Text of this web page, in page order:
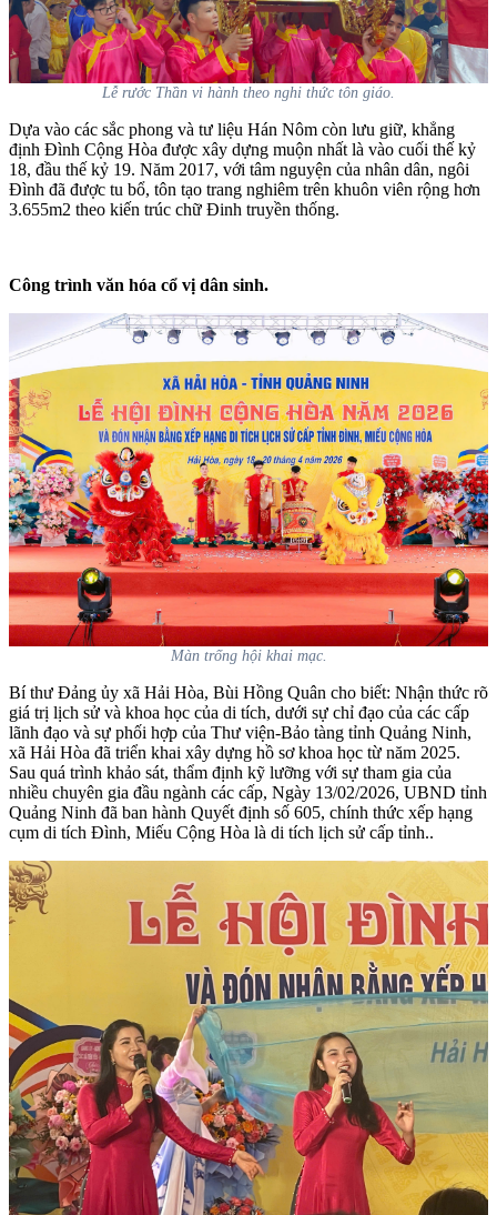
Lễ rước Thần vi hành theo nghi thức tôn giáo.
Dựa vào các sắc phong và tư liệu Hán Nôm còn lưu giữ, khẳng
định Đình Cộng Hòa được xây dựng muộn nhất là vào cuối thế kỷ
18, đầu thế kỷ 19. Năm 2017, với tâm nguyện của nhân dân, ngôi
Đình đã được tu bổ, tôn tạo trang nghiêm trên khuôn viên rộng hơn
3.655m2 theo kiến trúc chữ Đinh truyền thống.
Công trình văn hóa cổ vị dân sinh.
Màn trống hội khai mạc.
Bí thư Đảng ủy xã Hải Hòa, Bùi Hồng Quân cho biết: Nhận thức rõ
giá trị lịch sử và khoa học của di tích, dưới sự chỉ đạo của các cấp
lãnh đạo và sự phối hợp của Thư viện-Bảo tàng tỉnh Quảng Ninh,
xã Hải Hòa đã triển khai xây dựng hồ sơ khoa học từ năm 2025.
Sau quá trình khảo sát, thẩm định kỹ lưỡng với sự tham gia của
nhiều chuyên gia đầu ngành các cấp, Ngày 13/02/2026, UBND tỉnh
Quảng Ninh đã ban hành Quyết định số 605, chính thức xếp hạng
cụm di tích Đình, Miếu Cộng Hòa là di tích lịch sử cấp tỉnh..